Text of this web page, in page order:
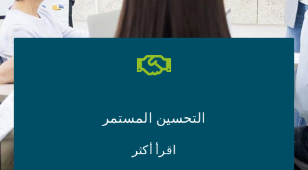
التحسين المستمر
اقرأ أكثر